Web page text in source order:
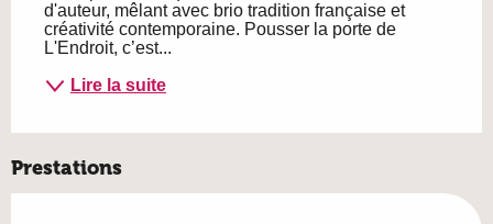
d'auteur, mêlant avec brio tradition française et
créativité contemporaine. Pousser la porte de
L'Endroit, c’est...
Lire la suite
Prestations